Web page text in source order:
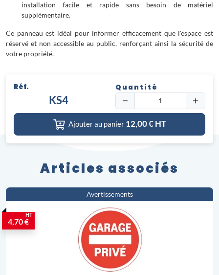
installation facile et rapide sans besoin de matériel
supplémentaire.
Ce panneau est idéal pour informer efficacement que l'espace est
réservé et non accessible au public, renforçant ainsi la sécurité de
votre propriété.
Réf.
KS4
Quantité
Ajouter au panier 12,00€ HT
Articles associés
Avertissements
4,70 €
HT